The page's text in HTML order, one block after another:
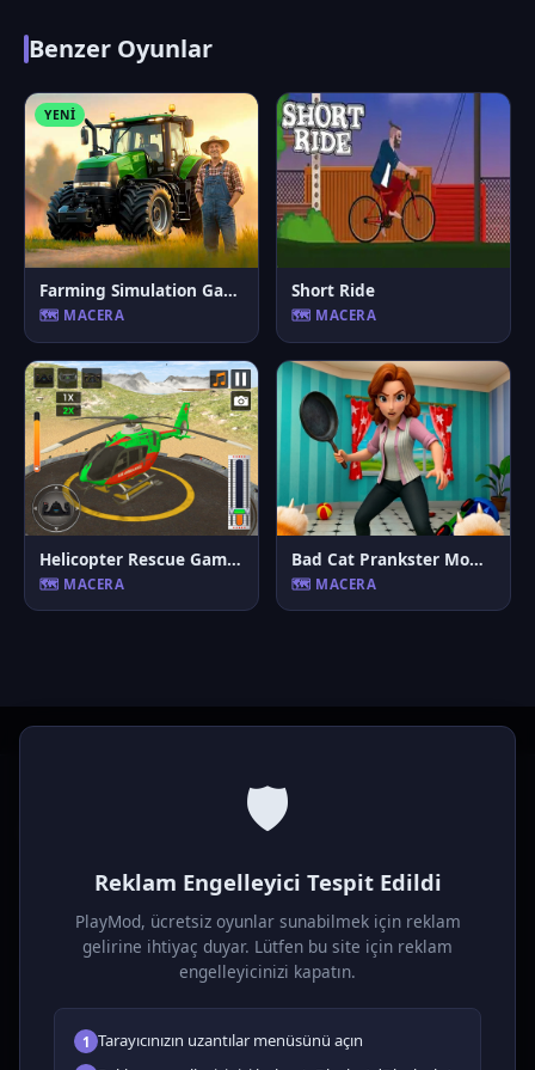
Benzer Oyunlar
YENI
Farming Simulation Game
🗺️ MACERA
Short Ride
🗺️ MACERA
Helicopter Rescue Games 3d
🗺️ MACERA
Bad Cat Prankster Moms Return
🗺️ MACERA
🛡️
Reklam Engelleyici Tespit Edildi
PlayMod, ücretsiz oyunlar sunabilmek için reklam
gelirine ihtiyaç duyar. Lütfen bu site için reklam
engelleyicinizi kapatın.
1 Tarayıcınızın uzantılar menüsünü açın
Ücretsiz online HTML5 oyunlar! Aksiyon, bulmaca, spor ve
Tüm Oyunlar
🗺️ Macera